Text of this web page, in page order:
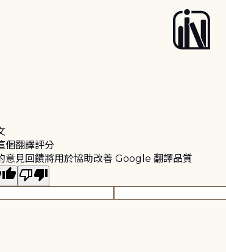
個翻譯評分
意見回饋將用於協助改善 Google 翻譯品質